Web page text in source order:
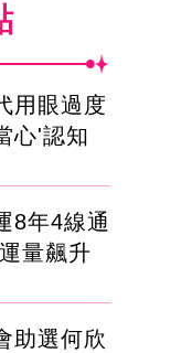
用眼過度
心'認知
8年4線通
量飆升
助選何欣